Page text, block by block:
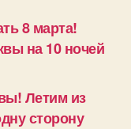
8 марта!
на 10 ночей
Летим из
сторону